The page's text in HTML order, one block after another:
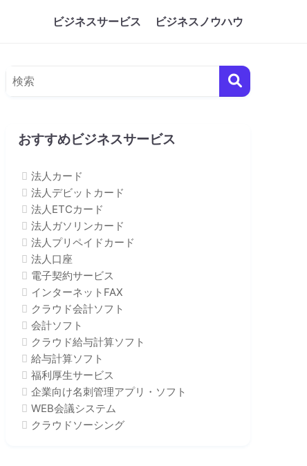
ビジネスサービス ビジネスノウハウ
おすすめビジネスサービス
法人カード
法人デビットカード
法人ETCカード
法人ガソリンカード
法人プリペイドカード
法人口座
電子契約サービス
インターネットFAX
クラウド会計ソフト
会計ソフト
クラウド給与計算ソフト
給与計算ソフト
福利厚生サービス
企業向け名刺管理アプリ・ソフト
WEB会議システム
クラウドソーシング